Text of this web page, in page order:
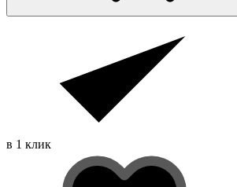
в 1 клик